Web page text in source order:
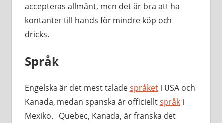
accepteras allmänt, men det är bra att ha
kontanter till hands för mindre köp och
dricks.
Språk
Engelska är det mest taladespråketi USA och
Kanada, medan spanska är officielltspråki
Mexiko. I Quebec, Kanada, är franska det